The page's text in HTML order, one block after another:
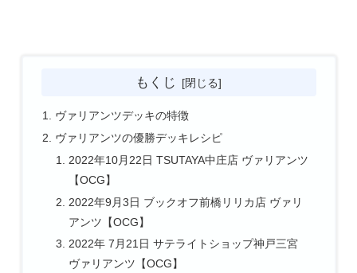
もくじ
ヴァリアンツデッキの特徴
ヴァリアンツの優勝デッキレシピ
2022年10月22日 TSUTAYA中庄店 ヴァリアンツ
【OCG】
2022年9月3日 ブックオフ前橋リリカ店 ヴァリ
アンツ【OCG】
2022年 7月21日 サテライトショップ神戸三宮
ヴァリアンツ【OCG】